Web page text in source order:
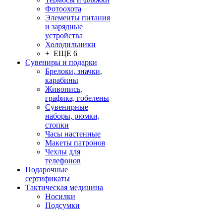
Фотоохота
Элементы питания
и зарядные
устройства
Холодильники
+ ЕЩЕ 6
Сувениры и подарки
Брелоки, значки,
карабины
Живопись,
графика, гобелены
Сувенирные
наборы, рюмки,
стопки
Часы настенные
Макеты патронов
Чехлы для
телефонов
Подарочные
сертификаты
Тактическая медицина
Носилки
Подсумки